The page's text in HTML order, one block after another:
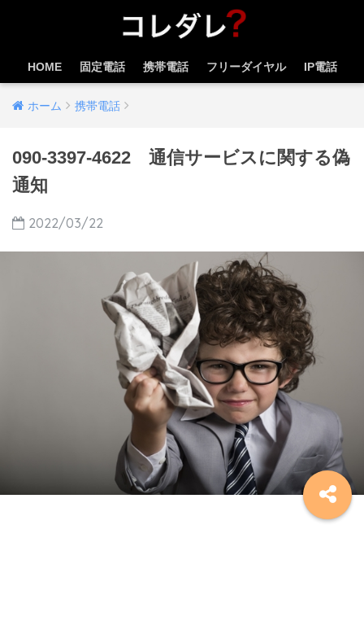
HOME 固定電話 携帯電話 フリーダイヤル IP電話
ホーム 携帯電話
090-3397-4622 通信サービスに関する偽
通知
2022/03/22